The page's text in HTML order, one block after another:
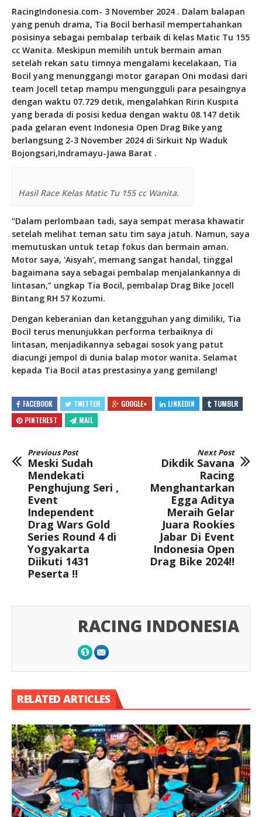
RacingIndonesia.com- 3 November 2024 . Dalam balapan
yang penuh drama, Tia Bocil berhasil mempertahankan
posisinya sebagai pembalap terbaik di kelas Matic Tu 155
cc Wanita. Meskipun memilih untuk bermain aman
setelah rekan satu timnya mengalami kecelakaan, Tia
Bocil yang menunggangi motor garapan Oni modasi dari
team Jocell tetap mampu mengungguli para pesaingnya
dengan waktu 07.729 detik, mengalahkan Ririn Kuspita
yang berada di posisi kedua dengan waktu 08.147 detik
pada gelaran event Indonesia Open Drag Bike yang
berlangsung 2-3 November 2024 di Sirkuit Np Waduk
Bojongsari,Indramayu-Jawa Barat .
Hasil Race Kelas Matic Tu 155 cc Wanita.
“Dalam perlombaan tadi, saya sempat merasa khawatir
setelah melihat teman satu tim saya jatuh. Namun, saya
memutuskan untuk tetap fokus dan bermain aman.
Motor saya, ‘Aisyah’, memang sangat handal, tinggal
bagaimana saya sebagai pembalap menjalankannya di
lintasan,” ungkap Tia Bocil, pembalap Drag Bike Jocell
Bintang RH 57 Kozumi.
Dengan keberanian dan ketangguhan yang dimiliki, Tia
Bocil terus menunjukkan performa terbaiknya di
lintasan, menjadikannya sebagai sosok yang patut
diacungi jempol di dunia balap motor wanita. Selamat
kepada Tia Bocil atas prestasinya yang gemilang!
FACEBOOK TWITTER GOOGLE+ LINKEDIN
TUMBLR
PINTEREST
MAIL
Previous Post
Meski Sudah
Mendekati
Penghujung Seri ,
Event
Independent
Drag Wars Gold
Series Round 4 di
Yogyakarta
Diikuti 1431
Peserta !!
Next Post
Dikdik Savana
Racing
Menghantarkan
Egga Aditya
Meraih Gelar
Juara Rookies
Jabar Di Event
Indonesia Open
Drag Bike 2024!!
RACING INDONESIA
RELATED ARTICLES